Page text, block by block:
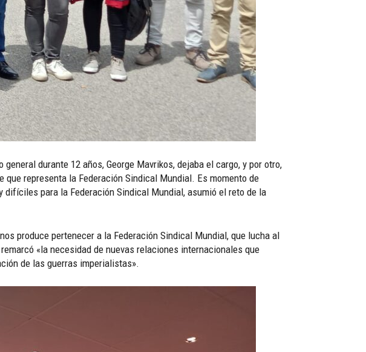
durante 12 años, George Mavrikos, dejaba el cargo, y por otro,
representa la Federación Sindical Mundial. Es momento de
para la Federación Sindical Mundial, asumió el reto de la
produce pertenecer a la Federación Sindical Mundial, que lucha al
«la necesidad de nuevas relaciones internacionales que
de las guerras imperialistas».